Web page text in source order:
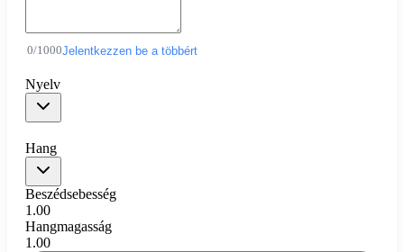
0/1000Jelentkezzen be a többért
Nyelv
Hang
Beszédsebesség
1.00
Hangmagasság
1.00